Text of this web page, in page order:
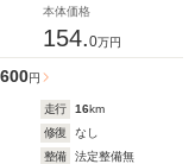
本体価格
154.0万円
円
走行 16km
修復
なし
整備
法定整備無